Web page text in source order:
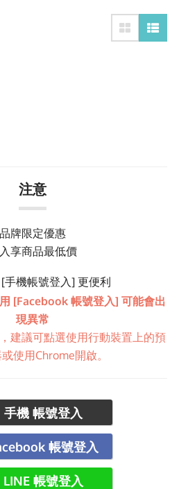
注意
品牌限定優惠
享商品最低價
手機帳號登入] 更便利
[Facebook 帳號登入] 可能會出
現異常
建議可點選使用行動裝置上的預
使用Chrome開啟。
手機 帳號登入
帳號登入
LINE 帳號登入